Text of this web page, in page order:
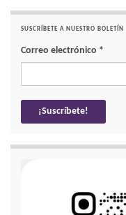
SUSCRÍBETE A NUESTRO BOLETÍN
Correo electrónico *